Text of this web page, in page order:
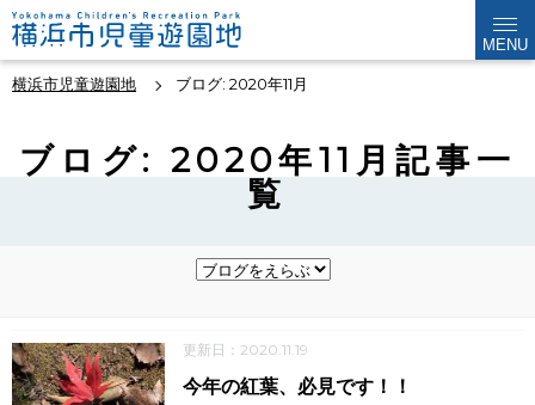
MENU
横浜市児童遊園地 ブログ: 2020年11月
ブログ: 2020年11月記事一
覧
更新日：2020.11.19
今年の紅葉、必見です！！